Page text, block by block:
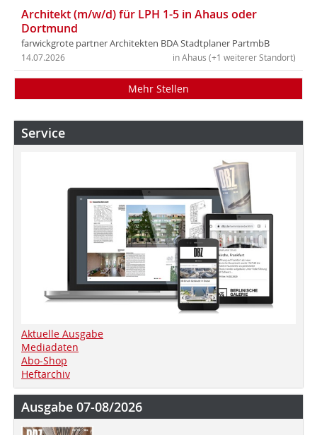
Architekt (m/w/d) für LPH 1-5 in Ahaus oder
Dortmund
farwickgrote partner Architekten BDA Stadtplaner PartmbB
in Ahaus (+1 weiterer Standort)
14.07.2026
Mehr Stellen
Service
Aktuelle Ausgabe
Mediadaten
Abo-Shop
Heftarchiv
Ausgabe 07-08/2026